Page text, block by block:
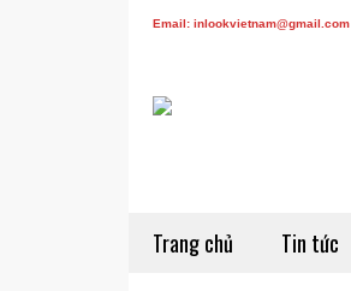
Email: inlookvietnam@gmail.com
Trang chủ Tin tức